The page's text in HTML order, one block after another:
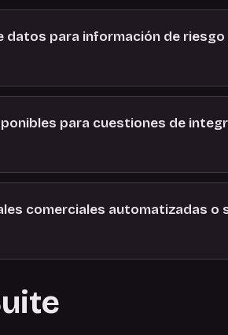
datos para información de
para cuestiones de
comerciales automatizadas o